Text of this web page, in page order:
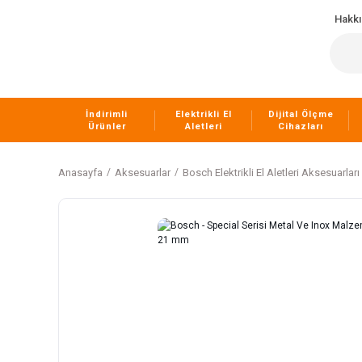
İndirimli
Ürünler
Elektrikli El
Aletleri
Dijital Ölçme
Cihazları
Anasayfa Aksesuarlar Bosch Elektrikli El Aletleri Aksesuarları